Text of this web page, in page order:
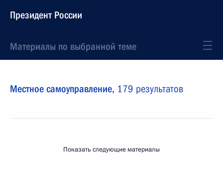
Президент России
Материалы по выбранной теме
Местное самоуправление, 179 результатов
Показать следующие материалы